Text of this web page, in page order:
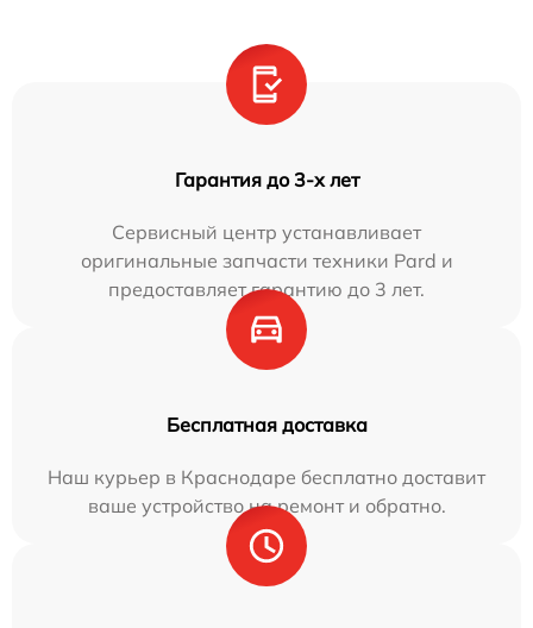
Гарантия до 3-х лет
Сервисный центр устанавливает
оригинальные запчасти техники Pard и
предоставляет гарантию до 3 лет.
Бесплатная доставка
Наш курьер в Краснодаре бесплатно доставит
ваше устройство на ремонт и обратно.